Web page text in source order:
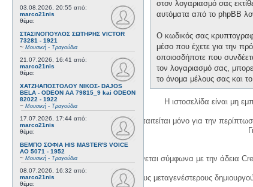
03.08.2026, 20:55 από:
marco21nis
θέμα:
ΣΤΑΣΙΝΟΠΟΥΛΟΣ ΣΩΤΗΡΗΣ VICTOR
73281 - 1921
~ Μουσική - Τραγούδια
21.07.2026, 16:41 από:
marco21nis
θέμα:
ΧΑΤΖΗΑΠΟΣΤΟΛΟΥ ΝΙΚΟΣ- DAJOS
BELA - ODEON AA 79815_9 kai ODEON
82022 - 1922
~ Μουσική - Τραγούδια
17.07.2026, 17:44 από:
marco21nis
θέμα:
ΒΕΜΠΟ ΣΟΦΙΑ HIS MASTER'S VOICE
AO 5071 - 1952
~ Μουσική - Τραγούδια
08.07.2026, 16:32 από:
marco21nis
θέμα:
στον λογαριασμό σας
αυτόματα από το phpBB
Ο κωδικός σας
μέσο που έχετε για την
οποιοσδήποτε που
τον λογαριασμό σας,
το όνομα μέλους σας και
Η ιστοσελίδα είναι μη
Η δημιουργία λογαριασμού απαιτείται μόνο για την
Η χρήση του υλικού της σελίδας γίνεται σύμφωνα με την άδεια
1. Να αναφέρετε τον αρχικό και τους μεταγενέστερους